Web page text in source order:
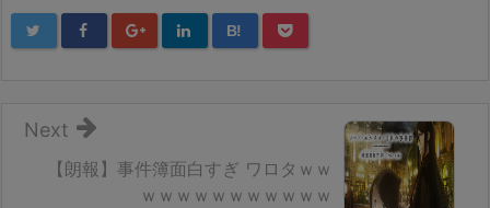
B!
【朗報】事件簿面白すぎ ワロタｗｗ
ｗｗｗｗｗｗｗｗｗｗｗ
Next